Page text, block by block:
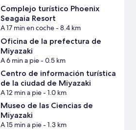
Complejo turístico Phoenix
Seagaia Resort
A 17 min en coche- 8.4 km
Oficina de la prefectura de
Miyazaki
A 6 min a pie- 0.5 km
Centro de información turística
de la ciudad de Miyazaki
A 12 min a pie- 1.0 km
Museo de las Ciencias de
Miyazaki
A 15 min a pie- 1.3 km